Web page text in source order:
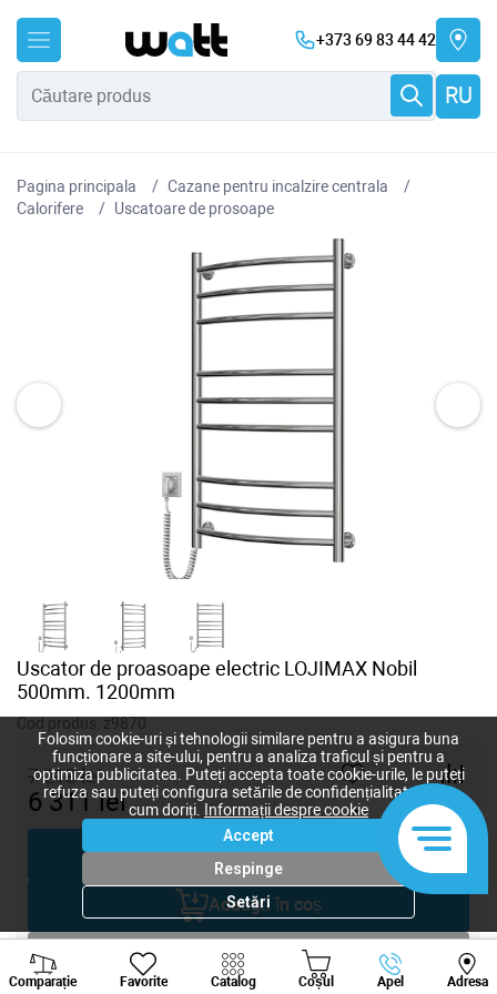
+373 69 83 44 42
RU
Pagina principala
Cazane pentru incalzire centrala
Сalorifere
Uscatoare de prosoape
Uscator de proasoape electric LOJIMAX Nobil
500mm. 1200mm
Cod produs:z9870
7 213lei
6 311lei - +
Cumpără acum
Adaugă în coș
Negociază
Comparație Favorite Catalog Coșul Apel Adresa
Viber Whatsapp
Folosim cookie-uri și tehnologii similare pentru a asigura buna
funcționare a site-ului, pentru a analiza traficul și pentru a
optimiza publicitatea. Puteți accepta toate cookie-urile, le puteți
refuza sau puteți configura setările de confidențialitate după
cum doriți.
Informații despre cookie
Accept
Respinge
Setări